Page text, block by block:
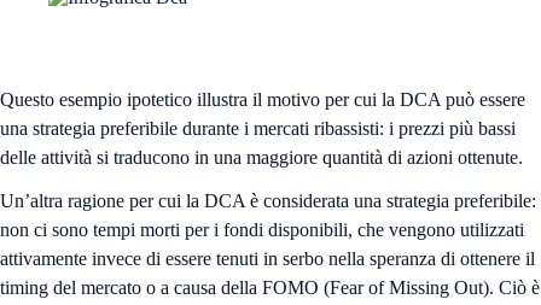
Questo esempio ipotetico illustra il motivo per cui la DCA può essere
una strategia preferibile durante i mercati ribassisti: i prezzi più bassi
delle attività si traducono in una maggiore quantità di azioni ottenute.
Un’altra ragione per cui la DCA è considerata una strategia preferibile:
non ci sono tempi morti per i fondi disponibili, che vengono utilizzati
attivamente invece di essere tenuti in serbo nella speranza di ottenere il
timing del mercato o a causa della FOMO (Fear of Missing Out). Ciò è